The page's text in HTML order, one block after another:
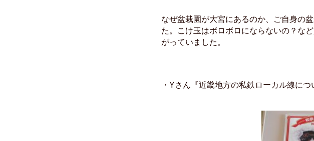
なぜ盆栽園が大宮にあるのか、ご自身の
た。こけ玉はボロボロにならないの？な
がっていました。
・Yさん『近畿地方の私鉄ローカル線につ